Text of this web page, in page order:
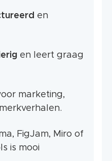
en
en leert graag
marketing,
FigJam, Miro of
is mooi